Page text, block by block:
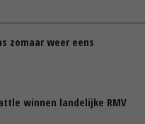
zomaar weer eens
winnen landelijke RMV